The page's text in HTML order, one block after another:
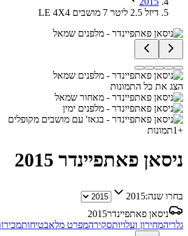
LE 4X4 דיזל 2.5 ליטר 7 מושבים
הצג את כל התמונות
+
1תמונות
ניסאן פאתפיינדר 2015
בחרו שנה:2015
ניסאן פאתפיינדר2015
גלריהמחירון ועלויותסקירהמפרט מלאבטיחות